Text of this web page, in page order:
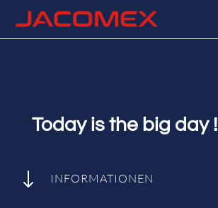
Today is the big day !
" INFORMATIONEN